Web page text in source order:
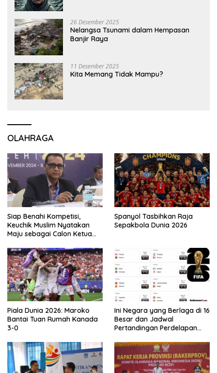
26 Desember 2025
Nelangsa Tsunami dalam Hempasan
Banjir Raya
11 Desember 2025
Kita Memang Tidak Mampu?
OLAHRAGA
Siap Benahi Kompetisi,
Keuchik Muslim Nyatakan
Maju sebagai Calon Ketua
Spanyol Tasbihkan Raja
Sepakbola Dunia 2026
Piala Dunia 2026: Maroko
Bantai Tuan Rumah Kanada
3-0
Ini Negara yang Berlaga di 16
Besar dan Jadwal
Pertandingan Perdelapan